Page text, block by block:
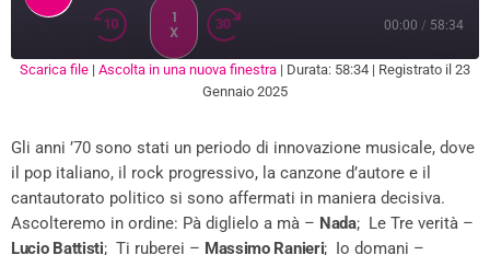
1
X
00:00 / 58:34
LINK
EMBED
Scarica file | Ascolta in una nuova finestra | Durata: 58:34 | Registrato il 23
Gennaio 2025
Gli anni ’70 sono stati un periodo di innovazione musicale, dove
il pop italiano, il rock progressivo, la canzone d’autore e il
cantautorato politico si sono affermati in maniera decisiva.
Ascolteremo in ordine: Pà diglielo a mà – Nada; Le Tre verità –
Lucio Battisti; Ti ruberei – Massimo Ranieri; Io domani –